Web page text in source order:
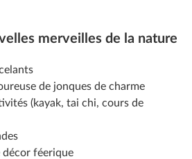
merveilles de la nature
de jonques de charme
(kayak, tai chi, cours de
décor féerique